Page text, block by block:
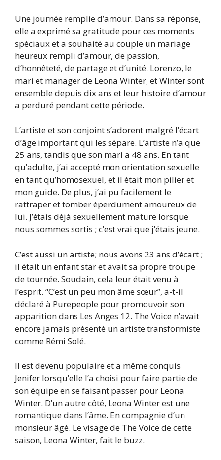
Une journée remplie d’amour. Dans sa réponse,
elle a exprimé sa gratitude pour ces moments
spéciaux et a souhaité au couple un mariage
heureux rempli d’amour, de passion,
d’honnêteté, de partage et d’unité. Lorenzo, le
mari et manager de Leona Winter, et Winter sont
ensemble depuis dix ans et leur histoire d’amour
a perduré pendant cette période.
L’artiste et son conjoint s’adorent malgré l’écart
d’âge important qui les sépare. L’artiste n’a que
25 ans, tandis que son mari a 48 ans. En tant
qu’adulte, j’ai accepté mon orientation sexuelle
en tant qu’homosexuel, et il était mon pilier et
mon guide. De plus, j’ai pu facilement le
rattraper et tomber éperdument amoureux de
lui. J’étais déjà sexuellement mature lorsque
nous sommes sortis ; c’est vrai que j’étais jeune.
C’est aussi un artiste; nous avons 23 ans d’écart ;
il était un enfant star et avait sa propre troupe
de tournée. Soudain, cela leur était venu à
l’esprit. “C’est un peu mon âme sœur”, a-t-il
déclaré à Purepeople pour promouvoir son
apparition dans Les Anges 12. The Voice n’avait
encore jamais présenté un artiste transformiste
comme Rémi Solé.
Il est devenu populaire et a même conquis
Jenifer lorsqu’elle l’a choisi pour faire partie de
son équipe en se faisant passer pour Leona
Winter. D’un autre côté, Leona Winter est une
romantique dans l’âme. En compagnie d’un
monsieur âgé. Le visage de The Voice de cette
saison, Leona Winter, fait le buzz.